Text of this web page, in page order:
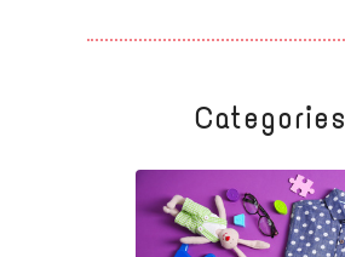
Categories